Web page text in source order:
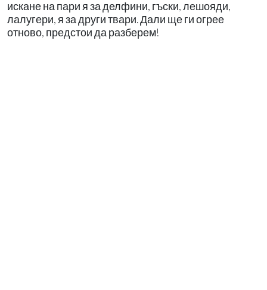
искане на пари я за делфини, гъски, лешояди,
лалугери, я за други твари. Дали ще ги огрее
отново, предстои да разберем!